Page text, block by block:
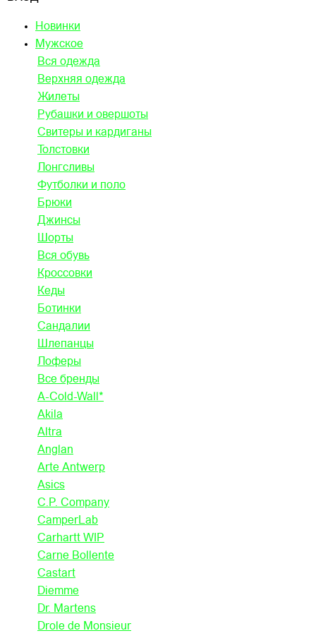
Новинки
Мужское
Вся одежда
Верхняя одежда
Жилеты
Рубашки и овершоты
Свитеры и кардиганы
Толстовки
Лонгсливы
Футболки и поло
Брюки
Джинсы
Шорты
Вся обувь
Кроссовки
Кеды
Ботинки
Сандалии
Шлепанцы
Лоферы
Все бренды
A-Cold-Wall*
Akila
Altra
Anglan
Arte Antwerp
Asics
C.P. Company
CamperLab
Carhartt WIP
Carne Bollente
Castart
Diemme
Dr. Martens
Drole de Monsieur